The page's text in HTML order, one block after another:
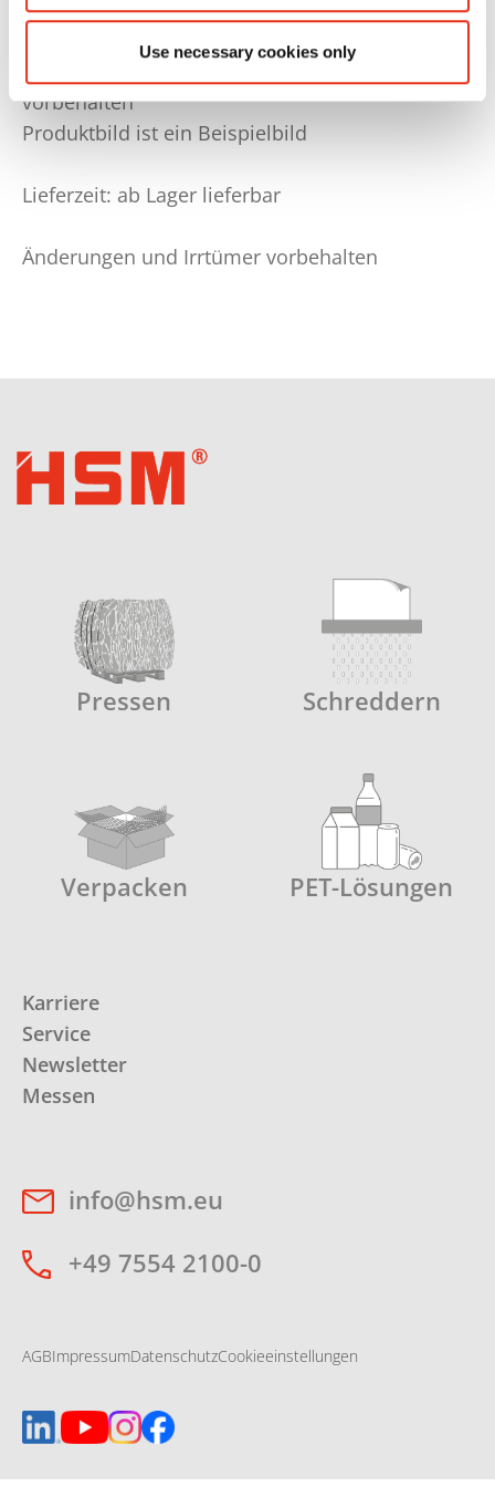
Use necessary cookies only
oder Schmelzsicherung Charakteristik gL bzw gG
Technische und optische Änderungen
vorbehalten
Produktbild ist ein Beispielbild
Lieferzeit: ab Lager lieferbar
Änderungen und Irrtümer vorbehalten
Pressen Schreddern
Verpacken PET-Lösungen
Karriere
Service
Newsletter
Messen
info@hsm.eu
+49 7554 2100-0
AGBImpressumDatenschutzCookieeinstellungen